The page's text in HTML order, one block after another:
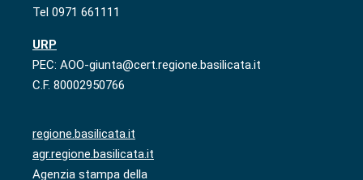
Tel 0971 661111
URP
PEC: AOO-giunta@cert.regione.basilicata.it
C.F. 80002950766
regione.basilicata.it
agr.regione.basilicata.it
Agenzia stampa della